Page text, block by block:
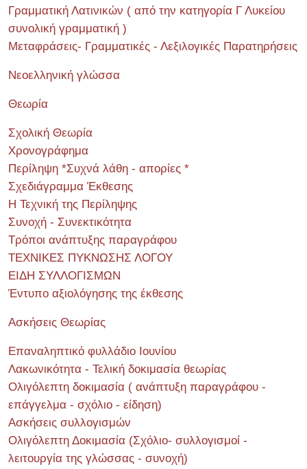
Γραμματική Λατινικών ( από την κατηγορία Γ Λυκείου
συνολική γραμματική )
Μεταφράσεις- Γραμματικές - Λεξιλογικές Παρατηρήσεις
Νεοελληνική γλώσσα
Θεωρία
Σχολική Θεωρία
Χρονογράφημα
Περίληψη *Συχνά λάθη - απορίες *
Σχεδιάγραμμα Έκθεσης
Η Τεχνική της Περίληψης
Συνοχή - Συνεκτικότητα
Τρόποι ανάπτυξης παραγράφου
ΤΕΧΝΙΚΕΣ ΠΥΚΝΩΣΗΣ ΛΟΓΟΥ
ΕΙΔΗ ΣΥΛΛΟΓΙΣΜΩΝ
Έντυπο αξιολόγησης της έκθεσης
Ασκήσεις Θεωρίας
Επαναληπτικό φυλλάδιο Ιουνίου
Λακωνικότητα - Τελική δοκιμασία θεωρίας
Ολιγόλεπτη δοκιμασία ( ανάπτυξη παραγράφου -
επάγγελμα - σχόλιο - είδηση)
Ασκήσεις συλλογισμών
Ολιγόλεπτη Δοκιμασία (Σχόλιο- συλλογισμοί -
λειτουργία της γλώσσας - συνοχή)